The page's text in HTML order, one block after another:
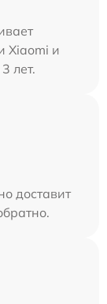
Xiaomi и
лет.
доставит